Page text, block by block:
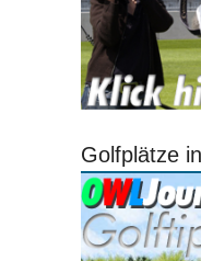
Golfplätze